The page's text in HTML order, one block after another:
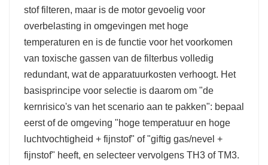
stof filteren, maar is de motor gevoelig voor
overbelasting in omgevingen met hoge
temperaturen en is de functie voor het voorkomen
van toxische gassen van de filterbus volledig
redundant, wat de apparatuurkosten verhoogt. Het
basisprincipe voor selectie is daarom om "de
kernrisico's van het scenario aan te pakken": bepaal
eerst of de omgeving "hoge temperatuur en hoge
luchtvochtigheid + fijnstof" of "giftig gas/nevel +
fijnstof" heeft, en selecteer vervolgens TH3 of TM3.